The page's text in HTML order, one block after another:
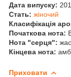
Дата випуску:
Стать: жіночий
Класифікація
Початкова нота:
Нота "серця":
Кінцева нота:
Приховати